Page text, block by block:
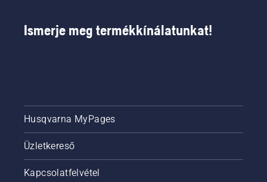
Ismerje meg termékkínálatunkat!
Husqvarna MyPages
Üzletkereső
Kapcsolatfelvétel